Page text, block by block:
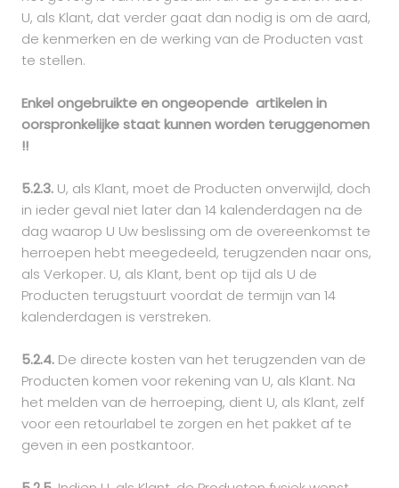
U, als Klant, dat verder gaat dan nodig is om de aard,
de kenmerken en de werking van de Producten vast
te stellen.
Enkel ongebruikte en ongeopende artikelen in
oorspronkelijke staat kunnen worden teruggenomen
!!
5.2.3. U, als Klant, moet de Producten onverwijld, doch
in ieder geval niet later dan 14 kalenderdagen na de
dag waarop U Uw beslissing om de overeenkomst te
herroepen hebt meegedeeld, terugzenden naar ons,
als Verkoper. U, als Klant, bent op tijd als U de
Producten terugstuurt voordat de termijn van 14
kalenderdagen is verstreken.
5.2.4. De directe kosten van het terugzenden van de
Producten komen voor rekening van U, als Klant. Na
het melden van de herroeping, dient U, als Klant, zelf
voor een retourlabel te zorgen en het pakket af te
geven in een postkantoor.